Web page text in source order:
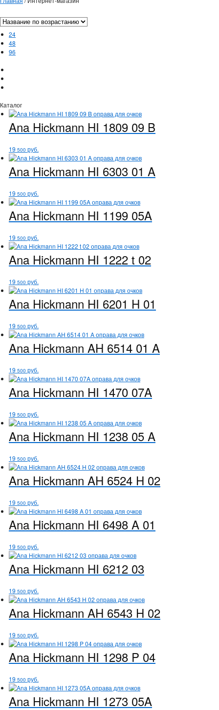
24
48
96
Каталог
Ana Hickmann HI 1809 09 B
19 500 руб.
Ana Hickmann HI 6303 01 A
19 500 руб.
Ana Hickmann HI 1199 05A
19 500 руб.
Ana Hickmann HI 1222 t 02
19 500 руб.
Ana Hickmann HI 6201 H 01
19 500 руб.
Ana Hickmann AH 6514 01 A
19 500 руб.
Ana Hickmann HI 1470 07A
19 500 руб.
Ana Hickmann HI 1238 05 A
19 500 руб.
Ana Hickmann AH 6524 H 02
19 500 руб.
Ana Hickmann HI 6498 A 01
19 500 руб.
Ana Hickmann HI 6212 03
19 500 руб.
Ana Hickmann AH 6543 H 02
19 500 руб.
Ana Hickmann HI 1298 P 04
19 500 руб.
Ana Hickmann HI 1273 05A